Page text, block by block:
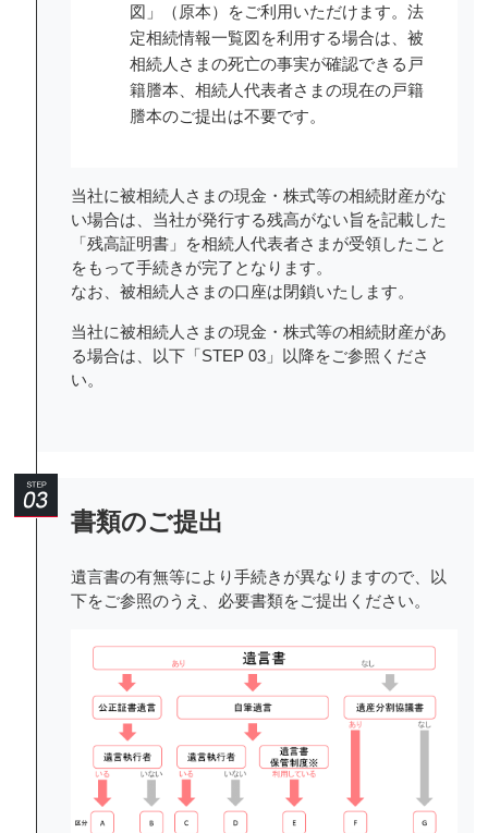
図」（原本）をご利用いただけます。法
定相続情報一覧図を利用する場合は、被
相続人さまの死亡の事実が確認できる戸
籍謄本、相続人代表者さまの現在の戸籍
謄本のご提出は不要です。
当社に被相続人さまの現金・株式等の相続財産がな
い場合は、当社が発行する残高がない旨を記載した
「残高証明書」を相続人代表者さまが受領したこと
をもって手続きが完了となります。
なお、被相続人さまの口座は閉鎖いたします。
当社に被相続人さまの現金・株式等の相続財産があ
る場合は、以下「STEP 03」以降をご参照くださ
い。
書類のご提出
遺言書の有無等により手続きが異なりますので、以
下をご参照のうえ、必要書類をご提出ください。